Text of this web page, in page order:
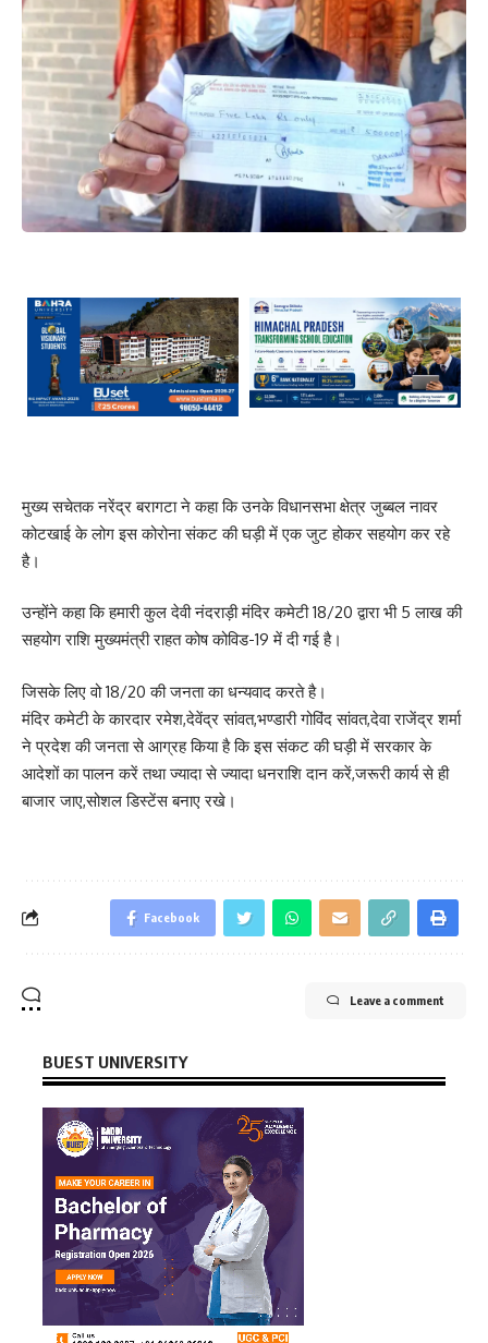
मुख्य सचेतक नरेंद्र बरागटा ने कहा कि उनके विधानसभा क्षेत्र जुब्बल नावर
कोटखाई के लोग इस कोरोना संकट की घड़ी में एक जुट होकर सहयोग कर रहे
है।
उन्होंने कहा कि हमारी कुल देवी नंदराड़ी मंदिर कमेटी 18/20 द्वारा भी 5 लाख की
सहयोग राशि मुख्यमंत्री राहत कोष कोविड-19 में दी गई है।
जिसके लिए वो 18/20 की जनता का धन्यवाद करते है।
मंदिर कमेटी के कारदार रमेश,देवेंद्र सांवत,भण्डारी गोविंद सांवत,देवा राजेंद्र शर्मा
ने प्रदेश की जनता से आग्रह किया है कि इस संकट की घड़ी में सरकार के
आदेशों का पालन करें तथा ज्यादा से ज्यादा धनराशि दान करें,जरूरी कार्य से ही
बाजार जाए,सोशल डिस्टेंस बनाए रखे।
Facebook
Leave a comment
BUEST UNIVERSITY